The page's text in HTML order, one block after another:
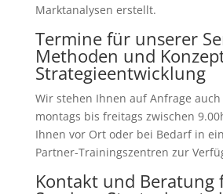
Marktanalysen erstellt.
Termine für unserer
Methoden und
Strategieentwicklung
Wir stehen Ihnen auf Anfrage
montags bis freitags zwischen
Ihnen vor Ort oder bei Bedarf in
Partner-Trainingszentren zur
Kontakt und Beratung